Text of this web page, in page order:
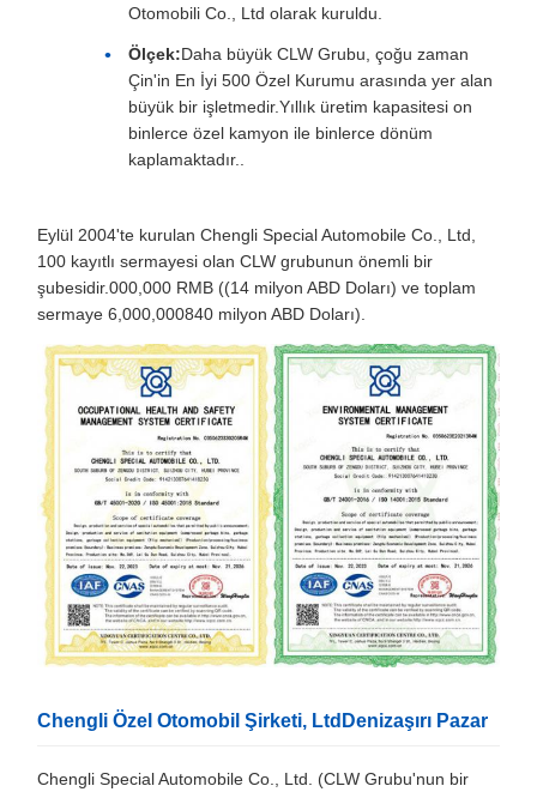
Otomobili Co., Ltd olarak kuruldu.
Ölçek:Daha büyük CLW Grubu, çoğu zaman
Çin'in En İyi 500 Özel Kurumu arasında yer alan
büyük bir işletmedir.Yıllık üretim kapasitesi on
binlerce özel kamyon ile binlerce dönüm
kaplamaktadır..
Eylül 2004'te kurulan Chengli Special Automobile Co., Ltd,
100 kayıtlı sermayesi olan CLW grubunun önemli bir
şubesidir.000,000 RMB ((14 milyon ABD Doları) ve toplam
sermaye 6,000,000840 milyon ABD Doları).
Chengli Özel Otomobil Şirketi, Ltd Denizaşırı Pazar
Chengli Special Automobile Co., Ltd. (CLW Grubu'nun bir